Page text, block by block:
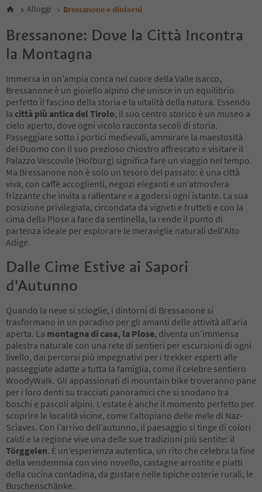
6
8
9
10
12
13
14
15
16
17
18
19
20
21
22
23
24
Alloggi Bressanone e dintorni
Bressanone: Dove la Città Incontra
la Montagna
Immersa in un’ampia conca nel cuore della Valle Isarco,
Bressanone è un gioiello alpino che unisce in un equilibrio
perfetto il fascino della storia e la vitalità della natura. Essendo
la città più antica del Tirolo, il suo centro storico è un museo a
cielo aperto, dove ogni vicolo racconta secoli di storia.
Passeggiare sotto i portici medievali, ammirare la maestosità
del Duomo con il suo prezioso chiostro affrescato e visitare il
Palazzo Vescovile (Hofburg) significa fare un viaggio nel tempo.
Ma Bressanone non è solo un tesoro del passato: è una città
viva, con caffè accoglienti, negozi eleganti e un’atmosfera
frizzante che invita a rallentare e a godersi ogni istante. La sua
posizione privilegiata, circondata da vigneti e frutteti e con la
cima della Plose a fare da sentinella, la rende il punto di
partenza ideale per esplorare le meraviglie naturali dell’Alto
Adige.
Dalle Cime Estive ai Sapori
d'Autunno
Quando la neve si scioglie, i dintorni di Bressanone si
trasformano in un paradiso per gli amanti delle attività all’aria
aperta. La montagna di casa, la Plose, diventa un’immensa
palestra naturale con una rete di sentieri per escursioni di ogni
livello, dai percorsi più impegnativi per i trekker esperti alle
passeggiate adatte a tutta la famiglia, come il celebre sentiero
WoodyWalk. Gli appassionati di mountain bike troveranno pane
per i loro denti su tracciati panoramici che si snodano tra
boschi e pascoli alpini. L’estate è anche il momento perfetto per
scoprire le località vicine, come l’altopiano delle mele di Naz-
Sciaves. Con l’arrivo dell’autunno, il paesaggio si tinge di colori
caldi e la regione vive una delle sue tradizioni più sentite: il
Törggelen. È un’esperienza autentica, un rito che celebra la fine
della vendemmia con vino novello, castagne arrostite e piatti
della cucina contadina, da gustare nelle tipiche osterie rurali, le
Buschenschänke.